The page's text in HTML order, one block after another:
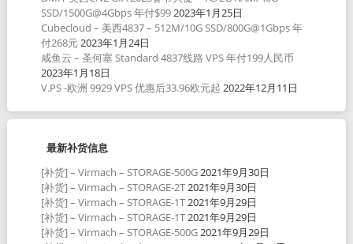
SSD/1500G@4Gbps 年付$992023年1月25日
Cubecloud – 美西4837 – 512M/10G SSD/800G@1Gbps 年
付268元2023年1月24日
咸鱼云 – 圣何塞 Standard 4837线路 VPS 年付199人民币
2023年1月18日
V.PS -欧洲 9929 VPS 优惠后33.96欧元起 2022年12月11日
最新补货信息
[补货] – Virmach – STORAGE-500G2021年9月30日
[补货] – Virmach – STORAGE-2T2021年9月30日
[补货] – Virmach – STORAGE-1T2021年9月29日
[补货] – Virmach – STORAGE-1T2021年9月29日
[补货] – Virmach – STORAGE-500G2021年9月29日